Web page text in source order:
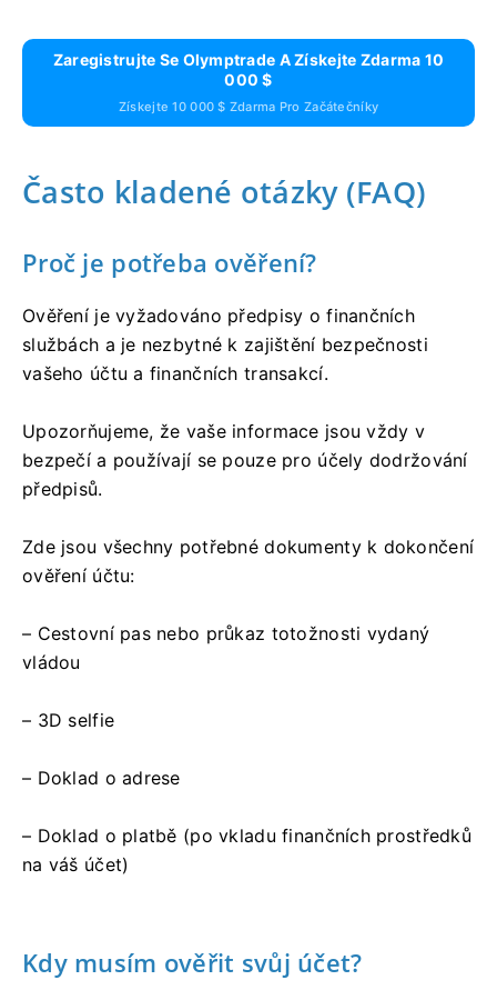
Zaregistrujte Se Olymptrade A Získejte Zdarma 10
000 $
Získejte 10 000 $ Zdarma Pro Začátečníky
Často kladené otázky (FAQ)
Proč je potřeba ověření?
Ověření je vyžadováno předpisy o finančních
službách a je nezbytné k zajištění bezpečnosti
vašeho účtu a finančních transakcí.
Upozorňujeme, že vaše informace jsou vždy v
bezpečí a používají se pouze pro účely dodržování
předpisů.
Zde jsou všechny potřebné dokumenty k dokončení
ověření účtu:
– Cestovní pas nebo průkaz totožnosti vydaný
vládou
– 3D selfie
– Doklad o adrese
– Doklad o platbě (po vkladu finančních prostředků
na váš účet)
Kdy musím ověřit svůj účet?